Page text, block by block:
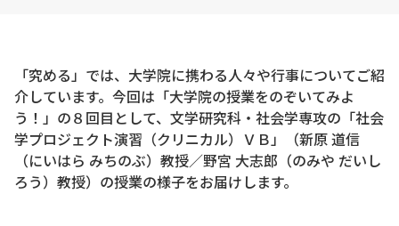
「究める」では、大学院に携わる人々や行事についてご紹
介しています。今回は「大学院の授業をのぞいてみよ
う！」の８回目として、文学研究科・社会学専攻の「社会
学プロジェクト演習（クリニカル）ＶＢ」（新原 道信
（にいはら みちのぶ）教授／野宮 大志郎（のみや だいし
ろう）教授）の授業の様子をお届けします。